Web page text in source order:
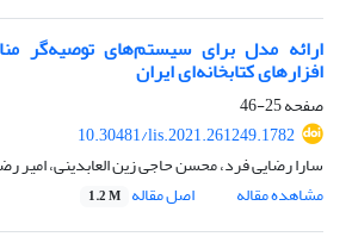
ارائه مدل برای سیستم‌های توصیه‌گر
افزارهای کتابخانه‌ای ایران
صفحه25-46
10.30481/lis.2021.261249.1782
سارا رضایی فرد، محسن حاجی زین العابدینی، امیر
مشاهده مقاله
اصل مقاله 1.2 M